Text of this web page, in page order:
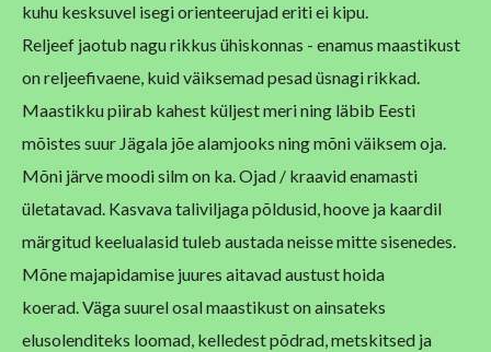
kuhu kesksuvel isegi orienteerujad eriti ei kipu.
Reljeef jaotub nagu rikkus ühiskonnas - enamus maastikust
on reljeefivaene, kuidväiksemad pesad üsnagi rikkad.
Maastikku piirab kahest küljest meri ning läbib Eesti
mõistes suur Jägala jõe alamjooks ning mõni väiksem oja.
Mõni järve moodi silm on ka. Ojad / kraavid enamasti
ületatavad. Kasvava taliviljaga põldusid, hoove ja kaardil
märgitud keelualasidtuleb austada neisse mitte sisenedes.
Mõne majapidamise juures aitavadaustust hoida
koerad.Väga suurel osal maastikust on ainsateks
elusolenditeks loomad, kelledest põdrad, metskitsed ja